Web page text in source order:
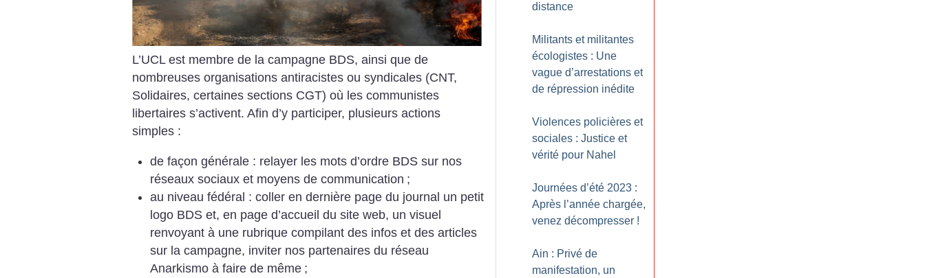
L’UCL est membre de la campagne BDS, ainsi que de
nombreuses organisations antiracistes ou syndicales (CNT,
Solidaires, certaines sections CGT) où les communistes
libertaires s’activent. Afin d’y participer, plusieurs actions
simples :
de façon générale : relayer les mots d’ordre BDS sur nos
réseaux sociaux et moyens de communication ;
au niveau fédéral : coller en dernière page du journal un petit
logo BDS et, en page d’accueil du site web, un visuel
renvoyant à une rubrique compilant des infos et des articles
sur la campagne, inviter nos partenaires du réseau
Anarkismo à faire de même ;
distance
Militants et militantes
écologistes : Une
vague d’arrestations et
de répression inédite
Violences policières et
sociales : Justice et
vérité pour Nahel
Journées d’été 2023 :
Après l’année chargée,
venez décompresser !
Ain : Privé de
manifestation, un